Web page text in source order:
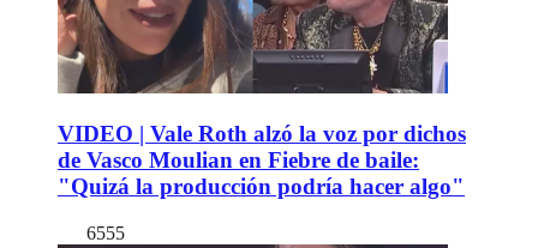
VIDEO | Vale Roth alzó la voz por dichos
de Vasco Moulian en Fiebre de baile:
"Quizá la producción podría hacer algo"
6555